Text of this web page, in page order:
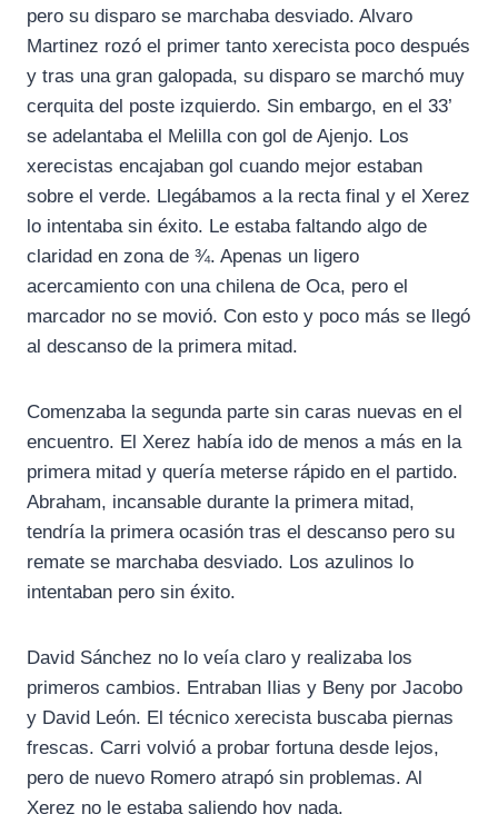
pero su disparo se marchaba desviado. Alvaro
Martinez rozó el primer tanto xerecista poco después
y tras una gran galopada, su disparo se marchó muy
cerquita del poste izquierdo. Sin embargo, en el 33’
se adelantaba el Melilla con gol de Ajenjo. Los
xerecistas encajaban gol cuando mejor estaban
sobre el verde. Llegábamos a la recta final y el Xerez
lo intentaba sin éxito. Le estaba faltando algo de
claridad en zona de ¾. Apenas un ligero
acercamiento con una chilena de Oca, pero el
marcador no se movió. Con esto y poco más se llegó
al descanso de la primera mitad.
Comenzaba la segunda parte sin caras nuevas en el
encuentro. El Xerez había ido de menos a más en la
primera mitad y quería meterse rápido en el partido.
Abraham, incansable durante la primera mitad,
tendría la primera ocasión tras el descanso pero su
remate se marchaba desviado. Los azulinos lo
intentaban pero sin éxito.
David Sánchez no lo veía claro y realizaba los
primeros cambios. Entraban Ilias y Beny por Jacobo
y David León. El técnico xerecista buscaba piernas
frescas. Carri volvió a probar fortuna desde lejos,
pero de nuevo Romero atrapó sin problemas. Al
Xerez no le estaba saliendo hoy nada.